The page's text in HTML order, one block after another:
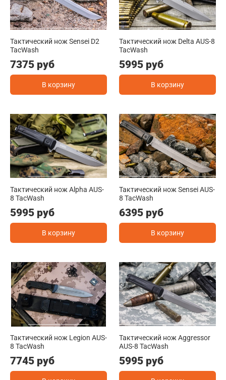
Тактический нож Sensei D2
TacWash
7375 руб
В корзину
Тактический нож Delta AUS-8
TacWash
5995 руб
В корзину
Тактический нож Alpha AUS-
8 TacWash
5995 руб
В корзину
Тактический нож Sensei AUS-
8 TacWash
6395 руб
В корзину
Тактический нож Legion AUS-
8 TacWash
7745 руб
Тактический нож Aggressor
AUS-8 TacWash
5995 руб